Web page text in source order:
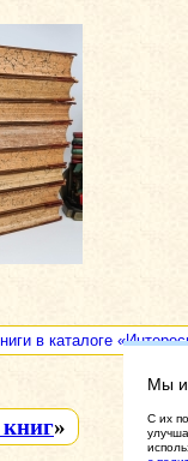
в каталоге
»
Мы
C их